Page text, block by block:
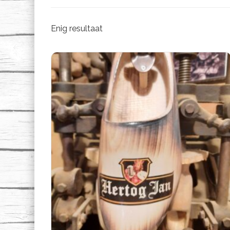
Enig resultaat